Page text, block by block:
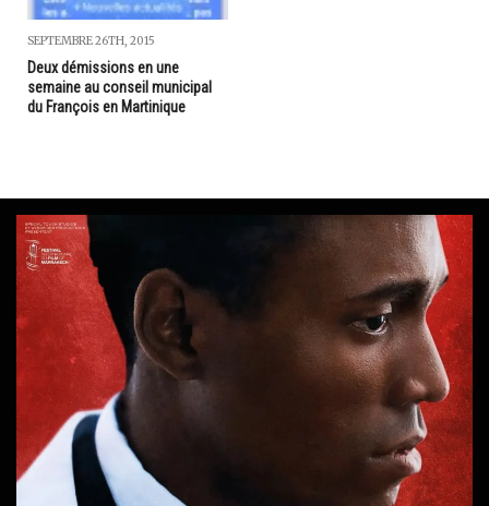
SEPTEMBRE 26TH, 2015
Deux démissions en une
semaine au conseil municipal
du François en Martinique